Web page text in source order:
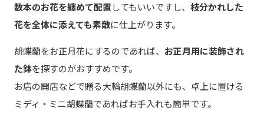
数本のお花を纏めて配置 してもいいですし、 枝分かれした
花を全体に添えても素敵に仕上がります。
胡蝶蘭をお正月花にするのであれば、 お正月用に装飾され
た鉢を探すのがおすすめです。
お店の開店などで贈る大輪胡蝶蘭以外にも、卓上に置ける
ミディ・ミニ胡蝶蘭であればお手入れも簡単です。